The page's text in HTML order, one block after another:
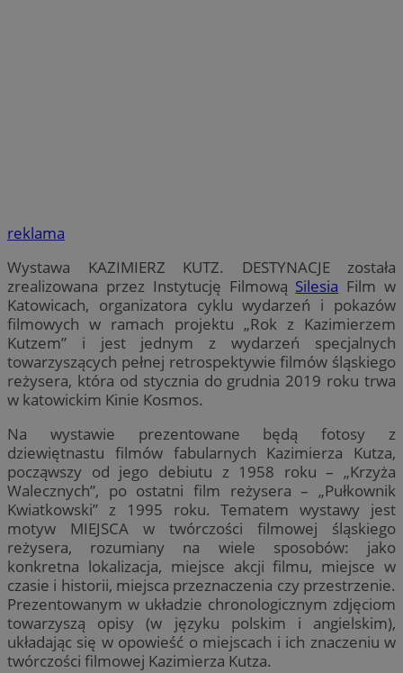
reklama
Wystawa KAZIMIERZ KUTZ. DESTYNACJE została
zrealizowana przez Instytucję Filmową Silesia Film w
Katowicach, organizatora cyklu wydarzeń i pokazów
filmowych w ramach projektu „Rok z Kazimierzem
Kutzem” i jest jednym z wydarzeń specjalnych
towarzyszących pełnej retrospektywie filmów śląskiego
reżysera, która od stycznia do grudnia 2019 roku trwa
w katowickim Kinie Kosmos.
Na wystawie prezentowane będą fotosy z
dziewiętnastu filmów fabularnych Kazimierza Kutza,
począwszy od jego debiutu z 1958 roku – „Krzyża
Walecznych”, po ostatni film reżysera – „Pułkownik
Kwiatkowski” z 1995 roku. Tematem wystawy jest
motyw MIEJSCA w twórczości filmowej śląskiego
reżysera, rozumiany na wiele sposobów: jako
konkretna lokalizacja, miejsce akcji filmu, miejsce w
czasie i historii, miejsca przeznaczenia czy przestrzenie.
Prezentowanym w układzie chronologicznym zdjęciom
towarzyszą opisy (w języku polskim i angielskim),
układając się w opowieść o miejscach i ich znaczeniu w
twórczości filmowej Kazimierza Kutza.